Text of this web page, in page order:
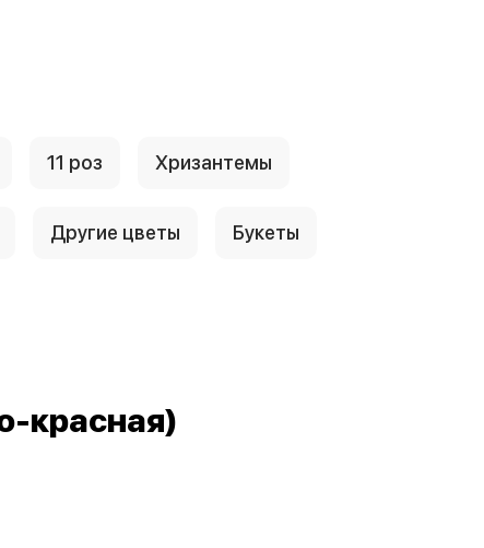
11 роз Хризантемы
Другие цветы Букеты
красная)